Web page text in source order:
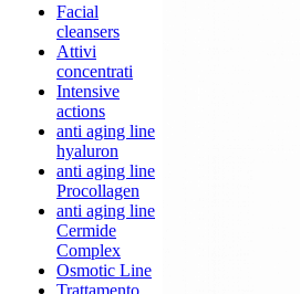
Facial
cleansers
Attivi
concentrati
Intensive
actions
anti aging line
hyaluron
anti aging line
Procollagen
anti aging line
Cermide
Complex
Osmotic Line
Trattamento